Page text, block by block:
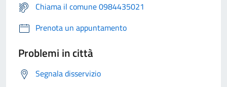
Chiama il comune 0984435021
Prenota un appuntamento
Problemi in città
Segnala disservizio